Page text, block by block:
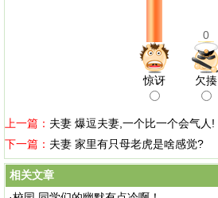
0
惊讶 欠揍
上一篇： 夫妻 爆逗夫妻,一个比一个会气人!
下一篇： 夫妻 家里有只母老虎是啥感觉?
相关文章